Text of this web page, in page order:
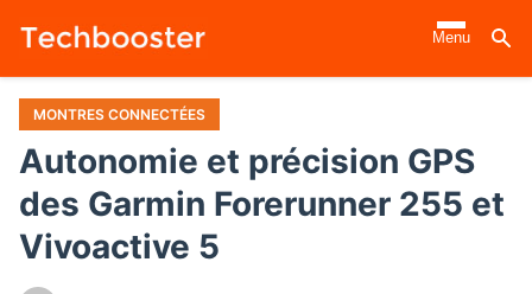
contenu
principal
Menu
MONTRES CONNECTÉES
Autonomie et précision GPS
des Garmin Forerunner 255 et
Vivoactive 5